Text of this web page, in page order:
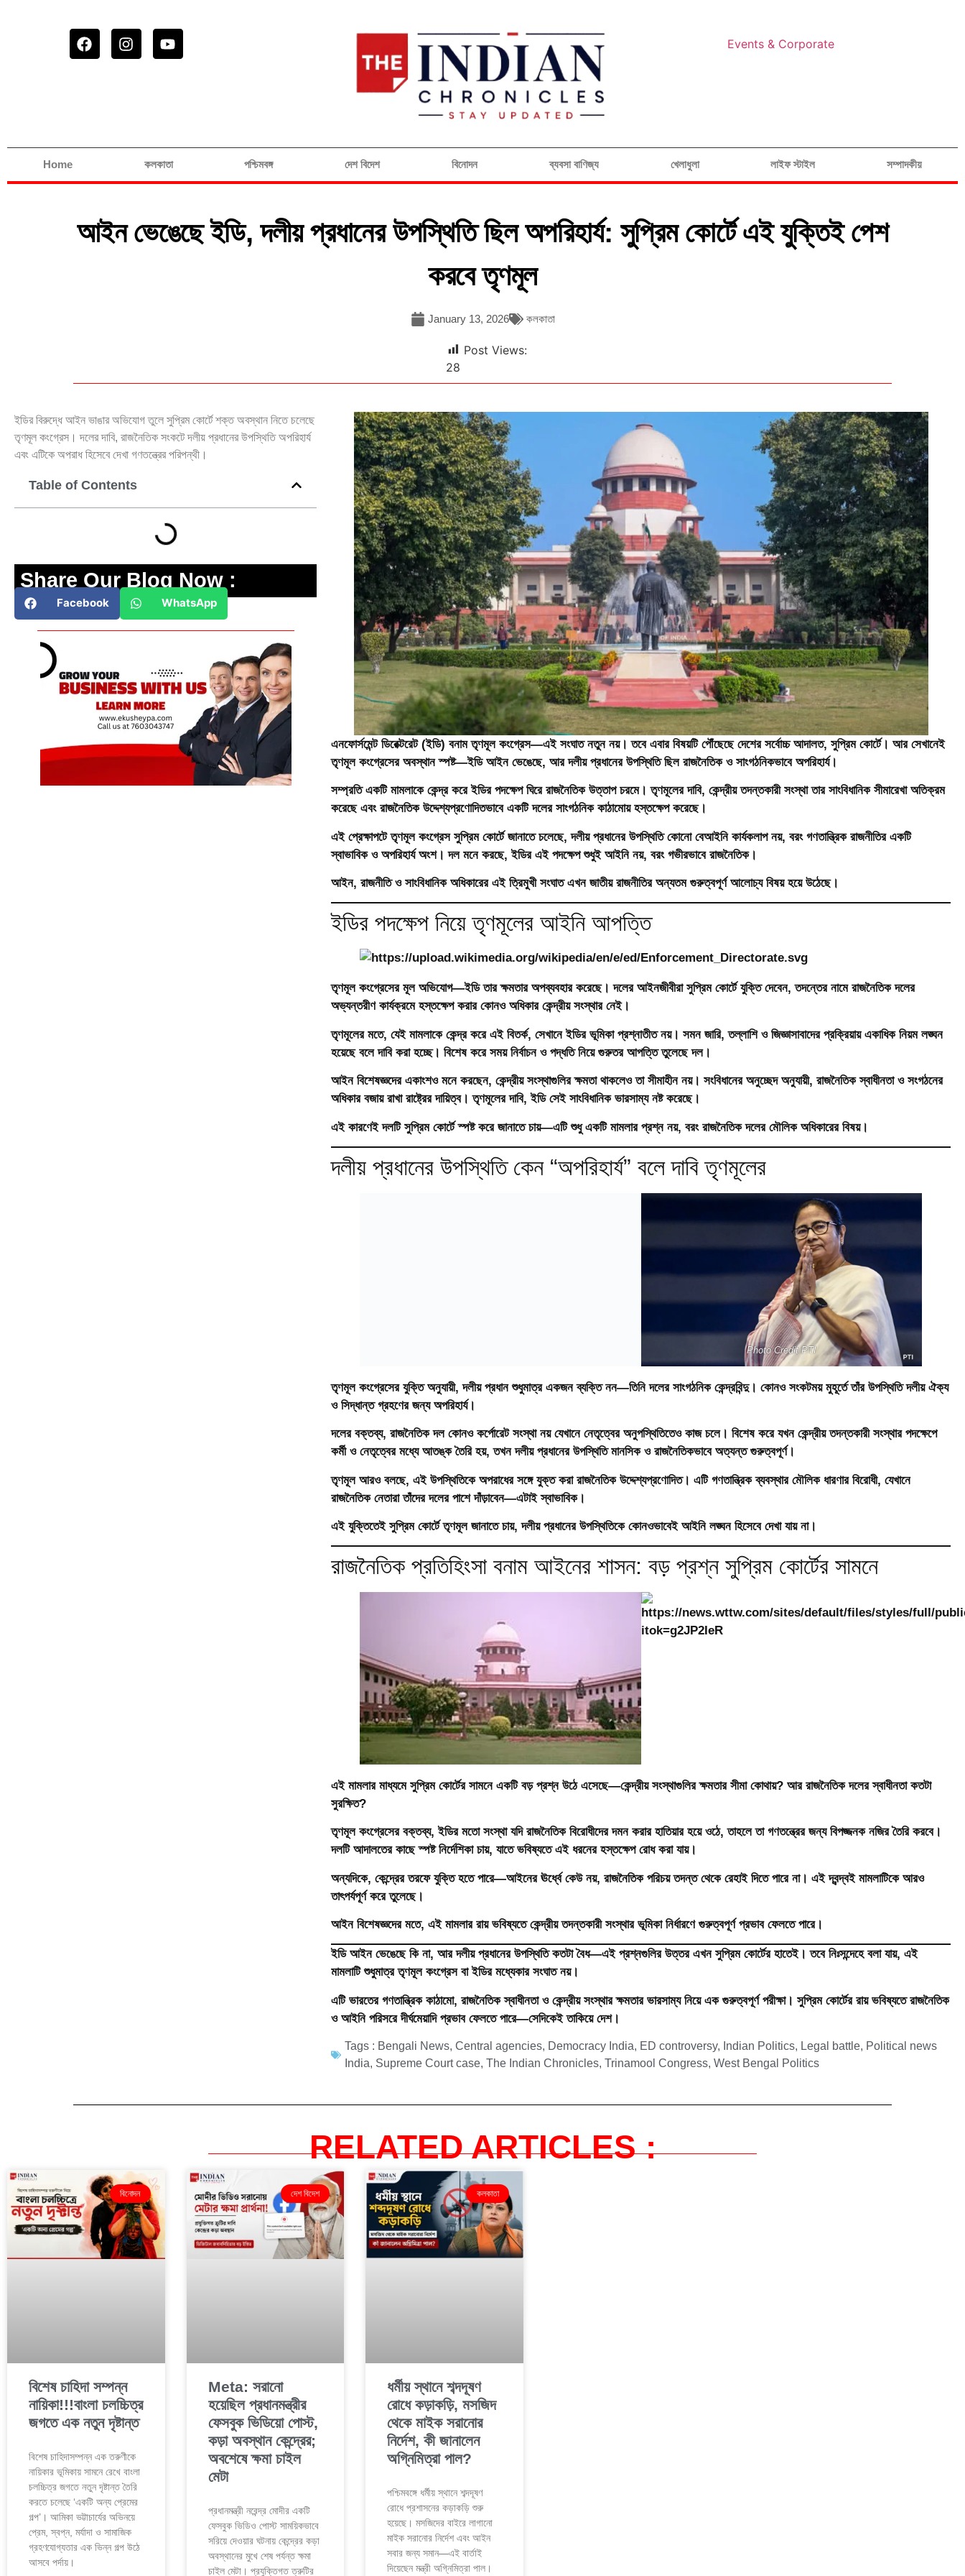
Events & Corporate
Home কলকাতা পশ্চিমবঙ্গ দেশ বিদেশ বিনোদন ব্যবসা বাণিজ্য খেলাধুলা লাইফ স্টাইল সম্পাদকীয়
আইন ভেঙেছে ইডি, দলীয় প্রধানের উপস্থিতি ছিল অপরিহার্য: সুপ্রিম কোর্টে এই যুক্তিই পেশ
করবে তৃণমূল
January 13, 2026 কলকাতা
Post Views:
28
ইডির বিরুদ্ধে আইন ভাঙার অভিযোগ তুলে সুপ্রিম কোর্টে শক্ত অবস্থান নিতে চলেছে
তৃণমূল কংগ্রেস। দলের দাবি, রাজনৈতিক সংকটে দলীয় প্রধানের উপস্থিতি অপরিহার্য
এবং এটিকে অপরাধ হিসেবে দেখা গণতন্ত্রের পরিপন্থী।
Table of Contents
Share Our Blog Now :
Facebook WhatsApp
এনফোর্সমেন্ট ডিরেক্টরেট (ইডি) বনাম তৃণমূল কংগ্রেস—এই সংঘাত নতুন নয়। তবে এবার বিষয়টি পৌঁছেছে দেশের সর্বোচ্চ আদালত, সুপ্রিম কোর্টে। আর সেখানেই
তৃণমূল কংগ্রেসের অবস্থান স্পষ্ট—ইডি আইন ভেঙেছে, আর দলীয় প্রধানের উপস্থিতি ছিল রাজনৈতিক ও সাংগঠনিকভাবে অপরিহার্য।
সম্প্রতি একটি মামলাকে কেন্দ্র করে ইডির পদক্ষেপ ঘিরে রাজনৈতিক উত্তাপ চরমে। তৃণমূলের দাবি, কেন্দ্রীয় তদন্তকারী সংস্থা তার সাংবিধানিক সীমারেখা অতিক্রম
করেছে এবং রাজনৈতিক উদ্দেশ্যপ্রণোদিতভাবে একটি দলের সাংগঠনিক কাঠামোয় হস্তক্ষেপ করেছে।
এই প্রেক্ষাপটে তৃণমূল কংগ্রেস সুপ্রিম কোর্টে জানাতে চলেছে, দলীয় প্রধানের উপস্থিতি কোনো বেআইনি কার্যকলাপ নয়, বরং গণতান্ত্রিক রাজনীতির একটি
স্বাভাবিক ও অপরিহার্য অংশ। দল মনে করছে, ইডির এই পদক্ষেপ শুধুই আইনি নয়, বরং গভীরভাবে রাজনৈতিক।
আইন, রাজনীতি ও সাংবিধানিক অধিকারের এই ত্রিমুখী সংঘাত এখন জাতীয় রাজনীতির অন্যতম গুরুত্বপূর্ণ আলোচ্য বিষয় হয়ে উঠেছে।
ইডির পদক্ষেপ নিয়ে তৃণমূলের আইনি আপত্তি
তৃণমূল কংগ্রেসের মূল অভিযোগ—ইডি তার ক্ষমতার অপব্যবহার করেছে। দলের আইনজীবীরা সুপ্রিম কোর্টে যুক্তি দেবেন, তদন্তের নামে রাজনৈতিক দলের
অভ্যন্তরীণ কার্যক্রমে হস্তক্ষেপ করার কোনও অধিকার কেন্দ্রীয় সংস্থার নেই।
তৃণমূলের মতে, যেই মামলাকে কেন্দ্র করে এই বিতর্ক, সেখানে ইডির ভূমিকা প্রশ্নাতীত নয়। সমন জারি, তল্লাশি ও জিজ্ঞাসাবাদের প্রক্রিয়ায় একাধিক নিয়ম লঙ্ঘন
হয়েছে বলে দাবি করা হচ্ছে। বিশেষ করে সময় নির্বাচন ও পদ্ধতি নিয়ে গুরুতর আপত্তি তুলেছে দল।
আইন বিশেষজ্ঞদের একাংশও মনে করছেন, কেন্দ্রীয় সংস্থাগুলির ক্ষমতা থাকলেও তা সীমাহীন নয়। সংবিধানের অনুচ্ছেদ অনুযায়ী, রাজনৈতিক স্বাধীনতা ও সংগঠনের
অধিকার বজায় রাখা রাষ্ট্রের দায়িত্ব। তৃণমূলের দাবি, ইডি সেই সাংবিধানিক ভারসাম্য নষ্ট করেছে।
এই কারণেই দলটি সুপ্রিম কোর্টে স্পষ্ট করে জানাতে চায়—এটি শুধু একটি মামলার প্রশ্ন নয়, বরং রাজনৈতিক দলের মৌলিক অধিকারের বিষয়।
দলীয় প্রধানের উপস্থিতি কেন “অপরিহার্য” বলে দাবি তৃণমূলের
Photo Credit PTI
তৃণমূল কংগ্রেসের যুক্তি অনুযায়ী, দলীয় প্রধান শুধুমাত্র একজন ব্যক্তি নন—তিনি দলের সাংগঠনিক কেন্দ্রবিন্দু। কোনও সংকটময় মুহূর্তে তাঁর উপস্থিতি দলীয় ঐক্য
ও সিদ্ধান্ত গ্রহণের জন্য অপরিহার্য।
দলের বক্তব্য, রাজনৈতিক দল কোনও কর্পোরেট সংস্থা নয় যেখানে নেতৃত্বের অনুপস্থিতিতেও কাজ চলে। বিশেষ করে যখন কেন্দ্রীয় তদন্তকারী সংস্থার পদক্ষেপে
কর্মী ও নেতৃত্বের মধ্যে আতঙ্ক তৈরি হয়, তখন দলীয় প্রধানের উপস্থিতি মানসিক ও রাজনৈতিকভাবে অত্যন্ত গুরুত্বপূর্ণ।
তৃণমূল আরও বলছে, এই উপস্থিতিকে অপরাধের সঙ্গে যুক্ত করা রাজনৈতিক উদ্দেশ্যপ্রণোদিত। এটি গণতান্ত্রিক ব্যবস্থার মৌলিক ধারণার বিরোধী, যেখানে
রাজনৈতিক নেতারা তাঁদের দলের পাশে দাঁড়াবেন—এটাই স্বাভাবিক।
এই যুক্তিতেই সুপ্রিম কোর্টে তৃণমূল জানাতে চায়, দলীয় প্রধানের উপস্থিতিকে কোনওভাবেই আইনি লঙ্ঘন হিসেবে দেখা যায় না।
রাজনৈতিক প্রতিহিংসা বনাম আইনের শাসন: বড় প্রশ্ন সুপ্রিম কোর্টের সামনে
এই মামলার মাধ্যমে সুপ্রিম কোর্টের সামনে একটি বড় প্রশ্ন উঠে এসেছে—কেন্দ্রীয় সংস্থাগুলির ক্ষমতার সীমা কোথায়? আর রাজনৈতিক দলের স্বাধীনতা কতটা
সুরক্ষিত?
তৃণমূল কংগ্রেসের বক্তব্য, ইডির মতো সংস্থা যদি রাজনৈতিক বিরোধীদের দমন করার হাতিয়ার হয়ে ওঠে, তাহলে তা গণতন্ত্রের জন্য বিপজ্জনক নজির তৈরি করবে।
দলটি আদালতের কাছে স্পষ্ট নির্দেশিকা চায়, যাতে ভবিষ্যতে এই ধরনের হস্তক্ষেপ রোধ করা যায়।
অন্যদিকে, কেন্দ্রের তরফে যুক্তি হতে পারে—আইনের ঊর্ধ্বে কেউ নয়, রাজনৈতিক পরিচয় তদন্ত থেকে রেহাই দিতে পারে না। এই দ্বন্দ্বই মামলাটিকে আরও
তাৎপর্যপূর্ণ করে তুলেছে।
আইন বিশেষজ্ঞদের মতে, এই মামলার রায় ভবিষ্যতে কেন্দ্রীয় তদন্তকারী সংস্থার ভূমিকা নির্ধারণে গুরুত্বপূর্ণ প্রভাব ফেলতে পারে।
ইডি আইন ভেঙেছে কি না, আর দলীয় প্রধানের উপস্থিতি কতটা বৈধ—এই প্রশ্নগুলির উত্তর এখন সুপ্রিম কোর্টের হাতেই। তবে নিঃসন্দেহে বলা যায়, এই
মামলাটি শুধুমাত্র তৃণমূল কংগ্রেস বা ইডির মধ্যেকার সংঘাত নয়।
এটি ভারতের গণতান্ত্রিক কাঠামো, রাজনৈতিক স্বাধীনতা ও কেন্দ্রীয় সংস্থার ক্ষমতার ভারসাম্য নিয়ে এক গুরুত্বপূর্ণ পরীক্ষা। সুপ্রিম কোর্টের রায় ভবিষ্যতে রাজনৈতিক
ও আইনি পরিসরে দীর্ঘমেয়াদি প্রভাব ফেলতে পারে—সেদিকেই তাকিয়ে দেশ।
Tags : Bengali News,Central agencies, Democracy India, ED controversy, Indian Politics, Legal battle, Political news
India, Supreme Court case,The Indian Chronicles,Trinamool Congress,West Bengal Politics
RELATED ARTICLES :
বিনোদন
বিশেষ চাহিদা সম্পন্ন
নায়িকা!!!বাংলা চলচ্চিত্র
জগতে এক নতুন দৃষ্টান্ত
বিশেষ চাহিদাসম্পন্ন এক তরুণীকে
নায়িকার ভূমিকায় সামনে রেখে বাংলা
চলচ্চিত্র জগতে নতুন দৃষ্টান্ত তৈরি
করতে চলেছে ‘একটি অন্য প্রেমের
গল্প’। আমিকা ভট্টাচার্যের অভিনয়ে
প্রেম, স্বপ্ন, মর্যাদা ও সামাজিক
গ্রহণযোগ্যতার এক ভিন্ন গল্প উঠে
আসবে পর্দায়।
দেশ বিদেশ
Meta: সরানো
হয়েছিল প্রধানমন্ত্রীর
ফেসবুক ভিডিয়ো পোস্ট,
কড়া অবস্থান কেন্দ্রের;
অবশেষে ক্ষমা চাইল
মেটা
প্রধানমন্ত্রী নরেন্দ্র মোদীর একটি
ফেসবুক ভিডিও পোস্ট সাময়িকভাবে
সরিয়ে দেওয়ার ঘটনায় কেন্দ্রের কড়া
অবস্থানের মুখে শেষ পর্যন্ত ক্ষমা
চাইল মেটা। প্রযুক্তিগত ত্রুটির
কলকাতা
ধর্মীয় স্থানে শব্দদূষণ
রোধে কড়াকড়ি, মসজিদ
থেকে মাইক সরানোর
নির্দেশ, কী জানালেন
অগ্নিমিত্রা পাল?
পশ্চিমবঙ্গে ধর্মীয় স্থানে শব্দদূষণ
রোধে প্রশাসনের কড়াকড়ি শুরু
হয়েছে। মসজিদের বাইরে লাগানো
মাইক সরানোর নির্দেশ এবং আইন
সবার জন্য সমান—এই বার্তাই
দিয়েছেন মন্ত্রী অগ্নিমিত্রা পাল।